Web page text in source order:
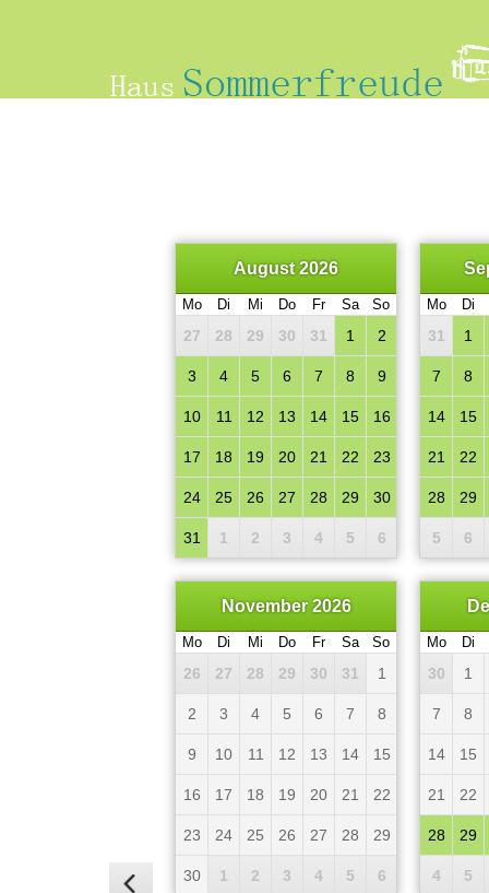
August 2026
Mo Di Mi Do Fr Sa So
27 28 29 30 31 1 2
3 4 5 6 7 8 9
10 11 12 13 14 15 16
17 18 19 20 21 22 23
24 25 26 27 28 29 30
31 1 2 3 4 5 6
Mo Di
31 1
7 8
14 15
21 22
28 29
5 6
November 2026
Mo Di Mi Do Fr Sa So
26 27 28 29 30 31 1
2 3 4 5 6 7 8
9 10 11 12 13 14 15
16 17 18 19 20 21 22
23 24 25 26 27 28 29
30 1 2 3 4 5 6
Mo Di
30 1
7 8
14 15
21 22
28 29
4 5